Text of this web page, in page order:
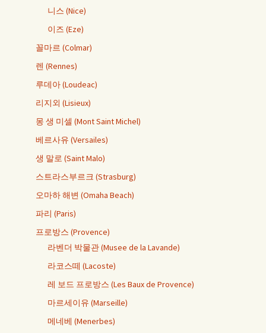
니스 (Nice)
이즈 (Eze)
꼴마르 (Colmar)
렌 (Rennes)
루데아 (Loudeac)
리지외 (Lisieux)
몽 생 미셀 (Mont Saint Michel)
베르사유 (Versailes)
생 말로 (Saint Malo)
스트라스부르크 (Strasburg)
오마하 해변 (Omaha Beach)
파리 (Paris)
프로방스 (Provence)
라벤더 박물관 (Musee de la Lavande)
라코스떼 (Lacoste)
레 보드 프로방스 (Les Baux de Provence)
마르세이유 (Marseille)
메네베 (Menerbes)